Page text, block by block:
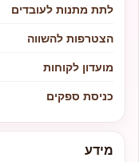
לתת מתנות לעובדים
הצטרפות להשווה
מועדון לקוחות
כניסת ספקים
מידע